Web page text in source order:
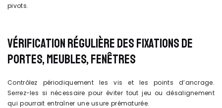
pivots.
VÉRIFICATION RÉGULIÈRE DES FIXATIONS DE
PORTES, MEUBLES, FENÊTRES
Contrôlez périodiquement les vis et les points d’ancrage.
Serrez-les si nécessaire pour éviter tout jeu ou désalignement
qui pourrait entraîner une usure prématurée.